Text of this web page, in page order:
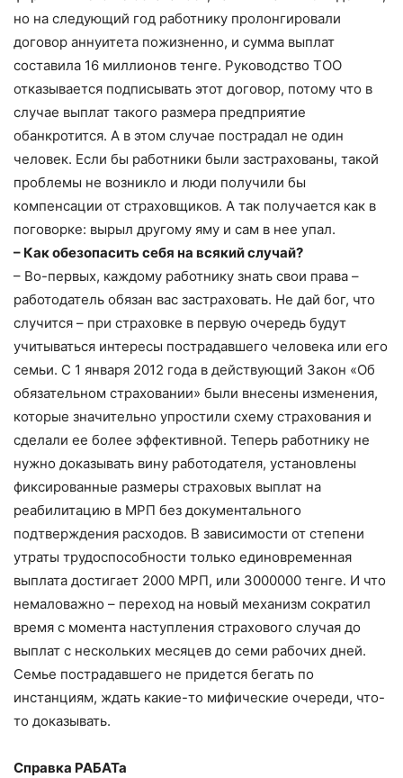
но на следующий год работнику пролонгировали
договор аннуитета пожизненно, и сумма выплат
составила 16 миллионов тенге. Руководство ТОО
отказывается подписывать этот договор, потому что в
случае выплат такого размера предприятие
обанкротится. А в этом случае пострадал не один
человек. Если бы работники были застрахованы, такой
проблемы не возникло и люди получили бы
компенсации от страховщиков. А так получается как в
поговорке: вырыл другому яму и сам в нее упал.
– Как обезопасить себя на всякий случай?
– Во-первых, каждому работнику знать свои права –
работодатель обязан вас застраховать. Не дай бог, что
случится – при страховке в первую очередь будут
учитываться интересы пострадавшего человека или его
семьи. С 1 января 2012 года в действующий Закон «Об
обязательном страховании» были внесены изменения,
которые значительно упростили схему страхования и
сделали ее более эффективной. Теперь работнику не
нужно доказывать вину работодателя, установлены
фиксированные размеры страховых выплат на
реабилитацию в МРП без документального
подтверждения расходов. В зависимости от степени
утраты трудоспособности только единовременная
выплата достигает 2000 МРП, или 3000000 тенге. И что
немаловажно – переход на новый механизм сократил
время с момента наступления страхового случая до
выплат с нескольких месяцев до семи рабочих дней.
Семье пострадавшего не придется бегать по
инстанциям, ждать какие-то мифические очереди, что-
то доказывать.
Справка РАБАТа